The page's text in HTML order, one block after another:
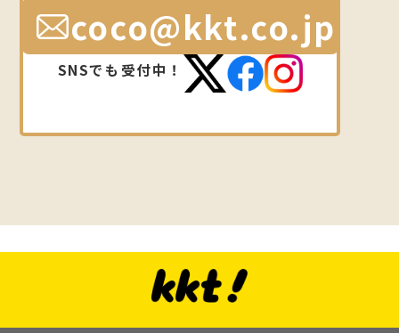
coco@kkt.co.jp
SNSでも受付中！